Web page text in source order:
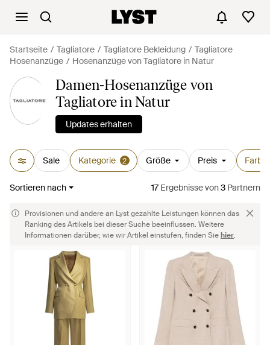
Startseite Tagliatore Tagliatore Bekleidung
Tagliatore
Hosenanzüge
Hosenanzüge von Tagliatore in Natur
Damen-Hosenanzüge von
Tagliatore in Natur
Updates erhalten
Sale Kategorie 2 Größe Preis Farbe
Sortieren nach 17Ergebnissevon3 Partnern
Provisionen und andere an Lyst gezahlte Leistungen können das
Ranking des Artikels bei dieser Suche beeinflussen. Weitere
Informationen darüber, wie wir Artikel einstufen, finden Siehier.